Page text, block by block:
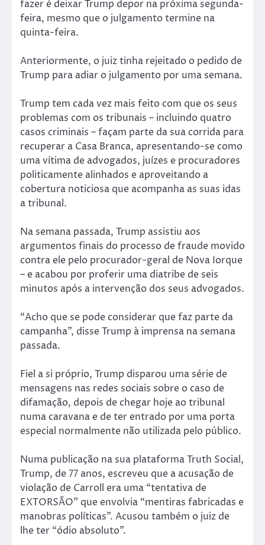
fazer é deixar Trump depor na próxima segunda-
feira, mesmo que o julgamento termine na
quinta-feira.
Anteriormente, o juiz tinha rejeitado o pedido de
Trump para adiar o julgamento por uma semana.
Trump tem cada vez mais feito com que os seus
problemas com os tribunais – incluindo quatro
casos criminais – façam parte da sua corrida para
recuperar a Casa Branca, apresentando-se como
uma vítima de advogados, juízes e procuradores
politicamente alinhados e aproveitando a
cobertura noticiosa que acompanha as suas idas
a tribunal.
Na semana passada, Trump assistiu aos
argumentos finais do processo de fraude movido
contra ele pelo procurador-geral de Nova Iorque
– e acabou por proferir uma diatribe de seis
minutos após a intervenção dos seus advogados.
“Acho que se pode considerar que faz parte da
campanha”, disse Trump à imprensa na semana
passada.
Fiel a si próprio, Trump disparou uma série de
mensagens nas redes sociais sobre o caso de
difamação, depois de chegar hoje ao tribunal
numa caravana e de ter entrado por uma porta
especial normalmente não utilizada pelo público.
Numa publicação na sua plataforma Truth Social,
Trump, de 77 anos, escreveu que a acusação de
violação de Carroll era uma “tentativa de
EXTORSÃO” que envolvia “mentiras fabricadas e
manobras políticas”. Acusou também o juiz de
lhe ter “ódio absoluto”.